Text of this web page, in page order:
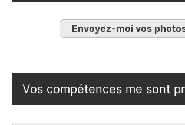
Envoyez-moi vos
Vos compétences me sont